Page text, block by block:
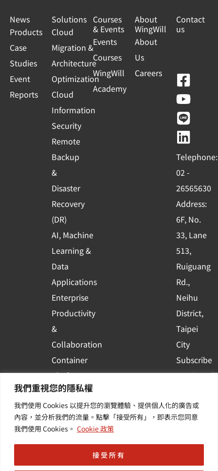
我們重視您的隱私權
我們使用 Cookies 以提升您的瀏覽體驗、提供個人化的廣告或
內容，並分析我們的流量。點擊「接受所有」，即表示您同意
我們使用 Cookies。 Cookie 政策
接受所有
News
Products
Case
Studies
Event
Reports
Solutions
Cloud
Migration &
Architecture
Optimization
Cloud
Information
Security
Remote
Backup
&
Disaster
Recovery
(DR)
AI, Machine
Learning &
Data
Applications
Enterprise
Productivity
&
Collaboration
Container
Platform
Applications
Others /
Value-
Courses
& Events
Events
Courses
WingWill
Academy
About
WingWill
About
Us
Careers
Contact
us
F
a
c
e
b
o
o
k
-
s
q
u
a
r
e
Y
o
u
t
u
b
e
L
i
n
e
L
i
n
k
e
d
i
n
Telephone:
02 -
26565630
Address:
6F, No.
33, Lane
513,
Ruiguang
Rd.,
Neihu
District,
Taipei
City
Subscribe
to WingWill
the latest
event and